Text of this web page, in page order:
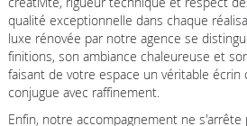
qualité exceptionnelle dans chaque
luxe rénovée par notre agence se
finitions, son ambiance chaleureuse et
faisant de votre espace un véritable écrin
conjugue avec raffinement.
Enfin, notre accompagnement ne s'arrête